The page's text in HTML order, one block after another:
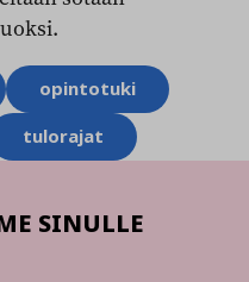
opintotuki
tulorajat
SINULLE